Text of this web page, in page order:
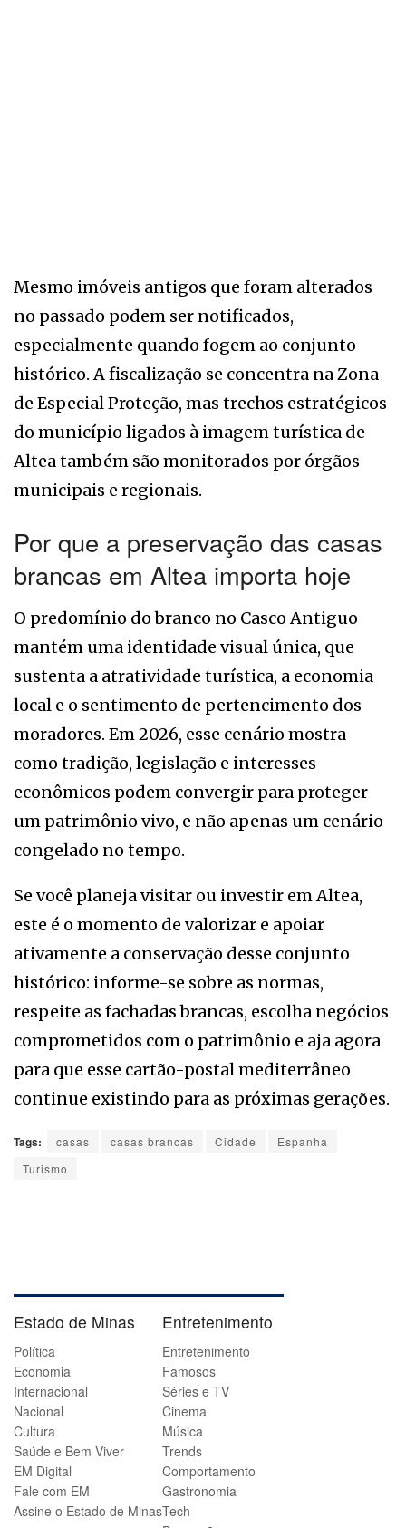
Mesmo imóveis antigos que foram alterados
no passado podem ser notificados,
especialmente quando fogem ao conjunto
histórico. A fiscalização se concentra na Zona
de Especial Proteção, mas trechos estratégicos
do município ligados à imagem turística de
Altea também são monitorados por órgãos
municipais e regionais.
Por que a preservação das casas
brancas em Altea importa hoje
O predomínio do branco no Casco Antiguo
mantém uma identidade visual única, que
sustenta a atratividade turística, a economia
local e o sentimento de pertencimento dos
moradores. Em 2026, esse cenário mostra
como tradição, legislação e interesses
econômicos podem convergir para proteger
um patrimônio vivo, e não apenas um cenário
congelado no tempo.
Se você planeja visitar ou investir em Altea,
este é o momento de valorizar e apoiar
ativamente a conservação desse conjunto
histórico: informe-se sobre as normas,
respeite as fachadas brancas, escolha negócios
comprometidos com o patrimônio e aja agora
para que esse cartão-postal mediterrâneo
continue existindo para as próximas gerações.
Tags: casas casas brancas Cidade
Espanha
Turismo
Estado de Minas
Política
Economia
Internacional
Nacional
Cultura
Saúde e Bem Viver
EM Digital
Fale com EM
Assine o Estado de Minas
Entretenimento
Entretenimento
Famosos
Séries e TV
Cinema
Música
Trends
Comportamento
Gastronomia
Tech